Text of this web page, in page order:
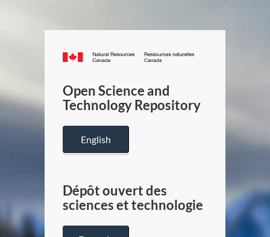
Canada.ca
/
Canada
Open Science and
Technology Repository
English
Dépôt ouvert des
sciences et technologie